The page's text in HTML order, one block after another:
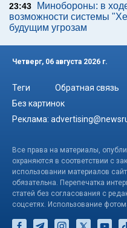
23:43
Минобороны: в
возможности системы
будущим угрозам
Четверг, 06 августа 2026 г.
Теги Обратная связь
Без картинок
Реклама:
Все права на материалы,
охраняются в соответствии с
использовании материалов
обязательна. Перепечатка
статей без согласования с
соцсетях. Использование